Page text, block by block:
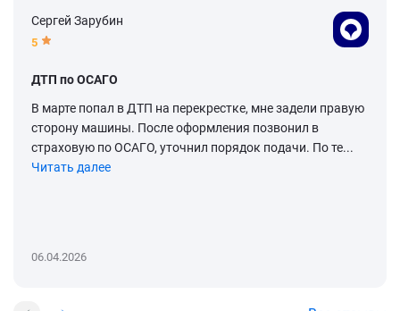
Сергей Зарубин
5
ДТП по ОСАГО
В марте попал в ДТП на перекрестке, мне задели правую
сторону машины. После оформления позвонил в
страховую по ОСАГО, уточнил порядок подачи. По те...
Читать далее
06.04.2026